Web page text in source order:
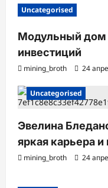
Uncategorised
Модульный дом
инвестиций
mining_broth 24
Uncategorised
Эвелина
яркая карьера
mining_broth 24